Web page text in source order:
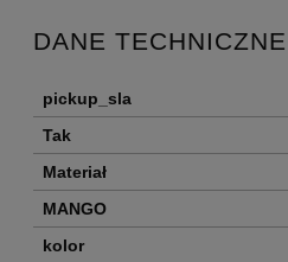
DANE TECHNICZNE
pickup_sla
Tak
Materiał
MANGO
kolor